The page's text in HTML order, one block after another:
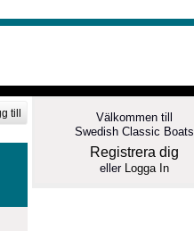
till
Välkommen till
Swedish Classic Boats
Registrera dig
eller Logga In